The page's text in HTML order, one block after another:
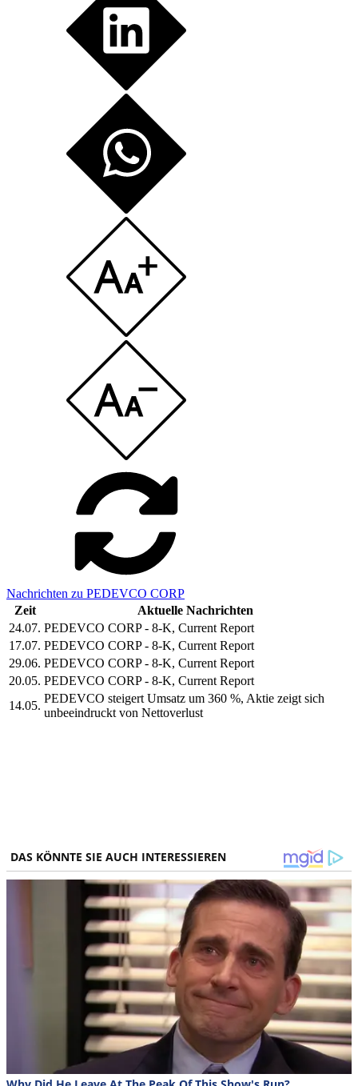
Nachrichten zu PEDEVCO CORP
Zeit
Aktuelle Nachrichten
24.07. PEDEVCO CORP - 8-K, Current Report
17.07. PEDEVCO CORP - 8-K, Current Report
29.06. PEDEVCO CORP - 8-K, Current Report
20.05. PEDEVCO CORP - 8-K, Current Report
14.05.
PEDEVCO steigert Umsatz um 360 %, Aktie zeigt sich
unbeeindruckt von Nettoverlust